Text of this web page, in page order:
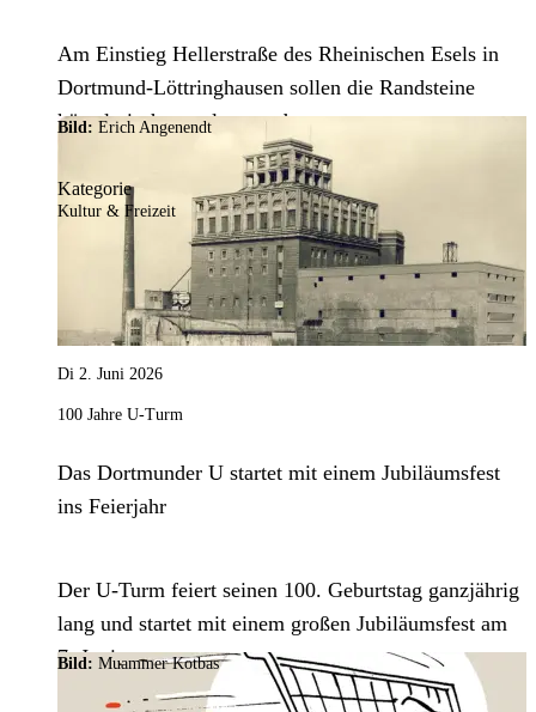
Am Einstieg Hellerstraße des Rheinischen Esels in
Dortmund-Löttringhausen sollen die Randsteine
künstlerisch gestaltet werden.
Bild: Erich Angenendt
Kategorie
Kultur & Freizeit
Di 2. Juni 2026
100 Jahre U-Turm
Das Dortmunder U startet mit einem Jubiläumsfest
ins Feierjahr
Der U-Turm feiert seinen 100. Geburtstag ganzjährig
lang und startet mit einem großen Jubiläumsfest am
7. Juni.
Bild: Muammer Kotbas